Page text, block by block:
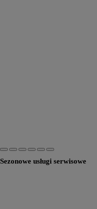
Sezonowe usługi serwisowe